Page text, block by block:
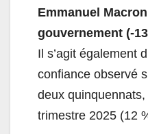
Emmanuel
gouvernement (-
Il s’agit également
confiance observé
deux
trimestre 2025 (12